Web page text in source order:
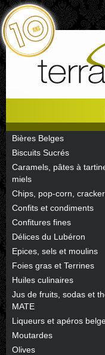
Bières Belges
Biscuits Sucrés
Caramels, pâtes à
miels
Chips, pop-corn,
Confits et condiments
Confitures fines
Délices du Lubéron
Epices, sels et moulins
Foies gras et Terrines
Huiles culinaires
Jus de fruits, sodas et
MATE
Liqueurs et apéros
Moutardes
Olives